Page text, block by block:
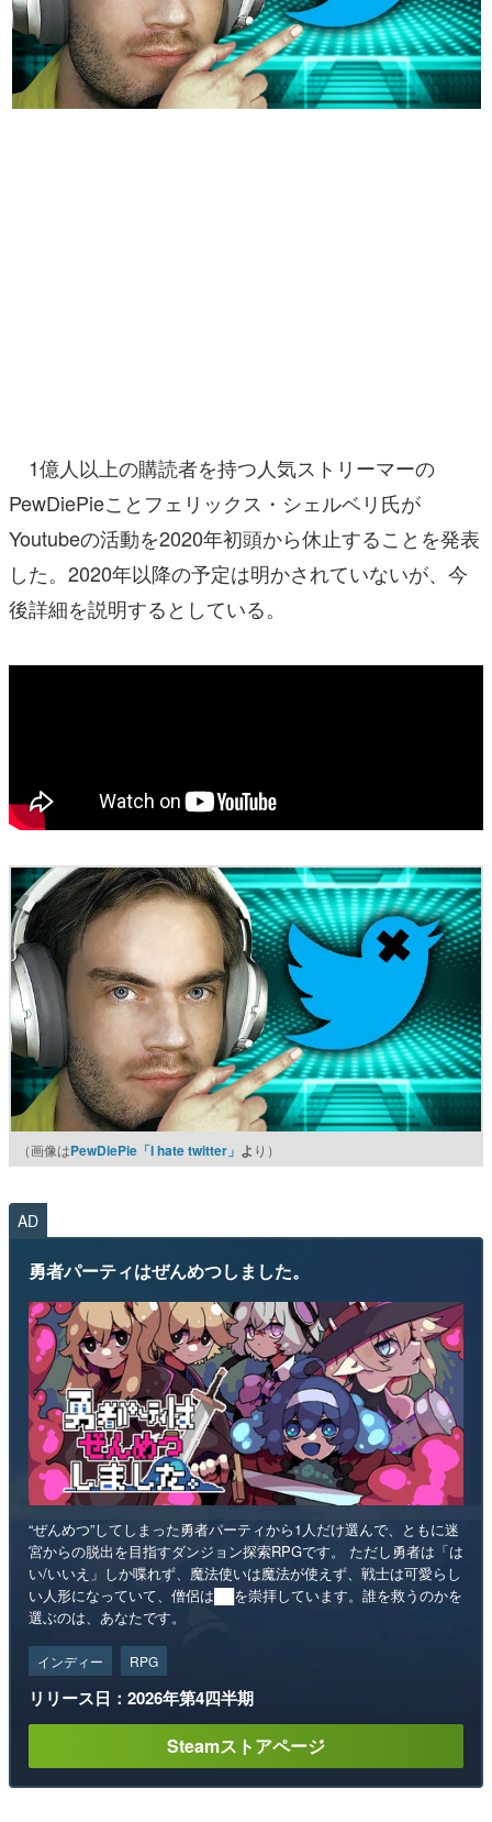
若ゲのいたり〜ゲームクリエイターの青春〜
『うつヌケ』『ペンと箸』等で知られるマンガ家・田中圭
一先生によるゲーム業界レポートマンガです。
なんでゲームは面白い？
アプリレビュー
その他
電ファミニコゲーマーとは？
運営：株式会社マレ
1億人以上の購読者を持つ人気ストリーマーの
PewDiePieことフェリックス・シェルベリ氏が
Youtubeの活動を2020年初頭から休止することを発表
した。2020年以降の予定は明かされていないが、今
後詳細を説明するとしている。
（画像はPewDiePie「I hate twitter」 よ り）
AD
勇者パーティはぜんめつしました。
“ぜんめつ”してしまった勇者パーティから1人だけ選んで、ともに迷
宮からの脱出を目指すダンジョン探索RPGです。 ただし勇者は「は
い/いいえ」しか喋れず、魔法使いは魔法が使えず、戦士は可愛らし
い人形になっていて、僧侶は██を崇拝しています。誰を救うのかを
選ぶのは、あなたです。
インディー RPG
リリース日：2026年第4四半期
Steamストアページ